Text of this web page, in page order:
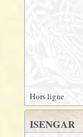
Hors ligne
ISENGAR